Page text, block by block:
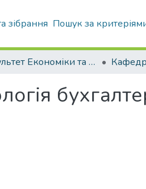
зібрання Пошук за
Факультет Економіки та бізнесу